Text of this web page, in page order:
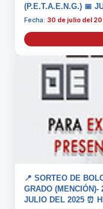
(P.E.T.A.E.N.G.) 📅
Fecha: 30 de julio del
📍 SORTEO DE
GRADO
JULIO DEL 2025 ⏰